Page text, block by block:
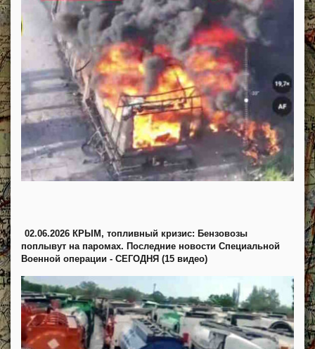
02.06.2026 КРЫМ, топливный кризис: Бензовозы
поплывут на паромах. Последние новости Специальной
Военной операции - СЕГОДНЯ (15 видео)